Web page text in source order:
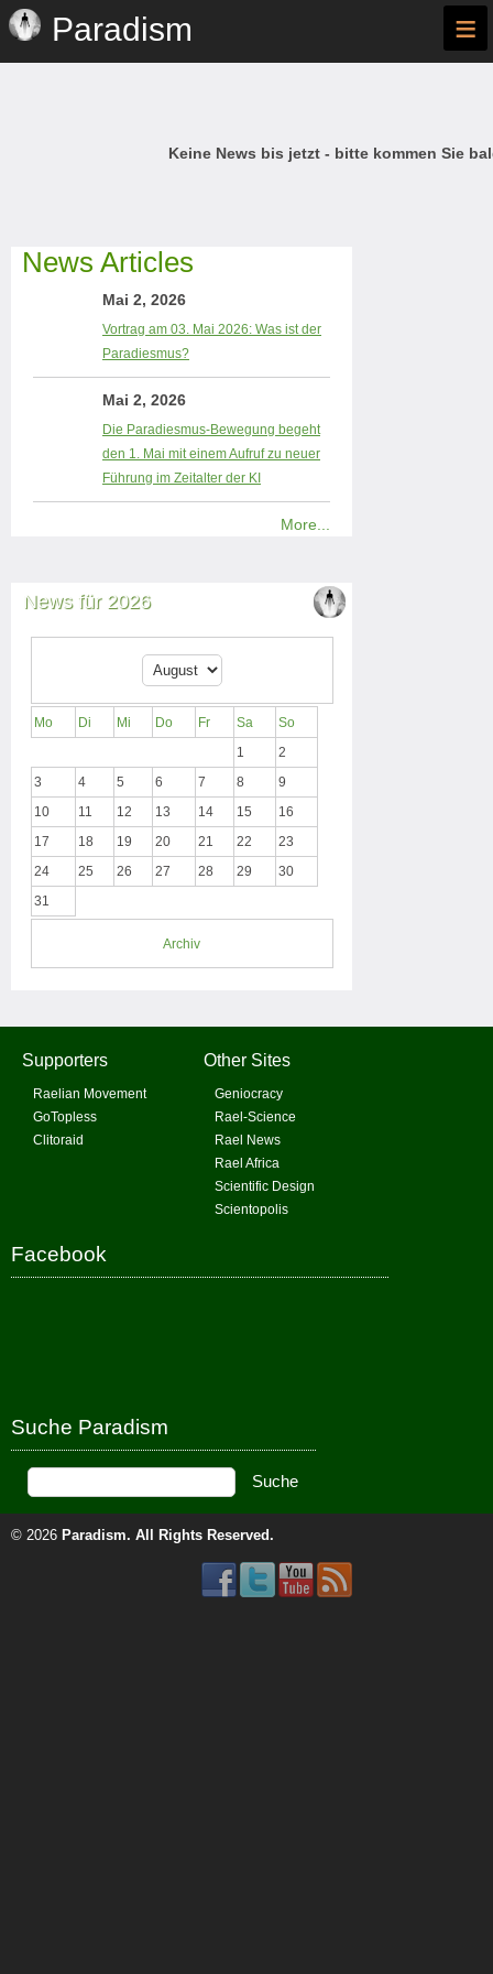
Paradism ≡
Keine News bis jetzt - bitte kommen Sie
News Articles
Mai 2, 2026
Vortrag am 03. Mai 2026: Was ist der
Paradiesmus?
Mai 2, 2026
Die Paradiesmus-Bewegung begeht
den 1. Mai mit einem Aufruf zu neuer
Führung im Zeitalter der KI
More...
News für 2026
Mo Di Mi Do Fr Sa
So
1
2
3
4 5 6 7 8
9
10
11 12 13 14 15
16
17
18 19 20 21 22
23
24
25 26 27 28 29
30
31
Archiv
Supporters
Raelian Movement
GoTopless
Clitoraid
Other Sites
Geniocracy
Rael-Science
Rael News
Rael Africa
Scientific Design
Scientopolis
Facebook
Suche Paradism
© 2026 Paradism. All Rights Reserved.